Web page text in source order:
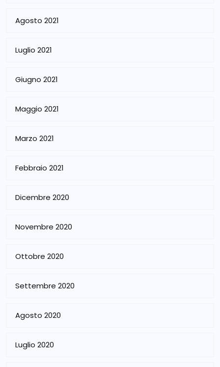
Agosto 2021
Luglio 2021
Giugno 2021
Maggio 2021
Marzo 2021
Febbraio 2021
Dicembre 2020
Novembre 2020
Ottobre 2020
Settembre 2020
Agosto 2020
Luglio 2020